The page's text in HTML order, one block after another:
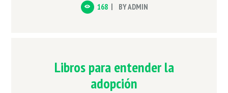
168 BYADMIN
Libros para entender la
adopción